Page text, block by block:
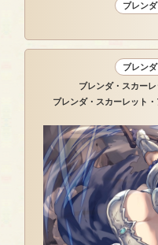
ブレン
ブレン
ブレンダ・スカー
ブレンダ・スカーレット